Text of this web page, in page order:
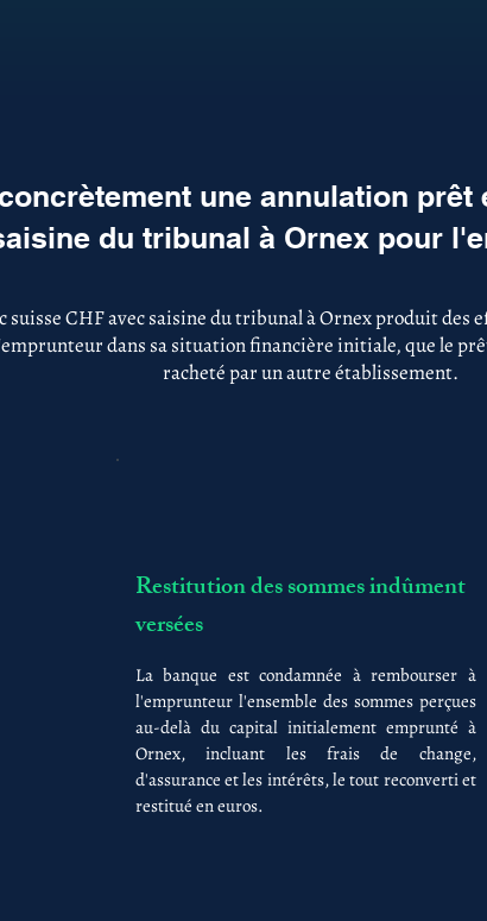
une annulation prêt
du tribunal à Ornex pour
CHF avec saisine du tribunal à Ornex produit
dans sa situation financière initiale, que le
racheté par un autre établissement.
Restitution des sommes indûment
versées
La banque est condamnée à rembourser à
l'emprunteur l'ensemble des sommes perçues
au-delà du capital initialement emprunté à
Ornex, incluant les frais de change,
d'assurance et les intérêts, le tout reconverti et
restitué en euros.